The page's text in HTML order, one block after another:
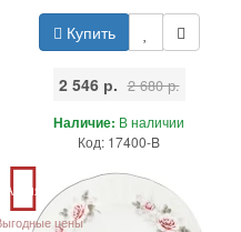
Купить
2 546 р. 2 680 р.
Наличие: В наличии
Код: 17400-B
Акция
цены